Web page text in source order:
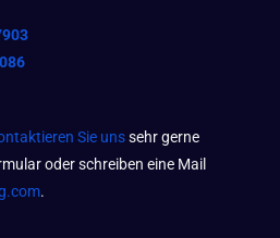
Sie unssehr gerne
oder schreiben eine Mail
.